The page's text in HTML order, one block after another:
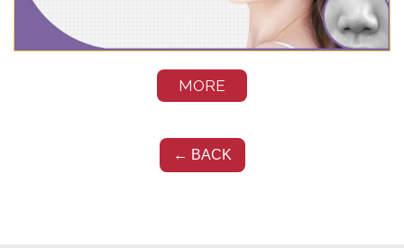
MORE
隆鼻手術3大成功關鍵！隆鼻方式、
← BACK